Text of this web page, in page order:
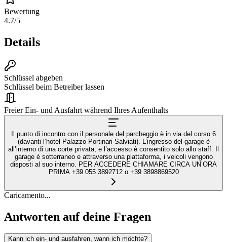
Bewertung
4.7/5
Details
Schlüssel abgeben
Schlüssel beim Betreiber lassen
Freier Ein- und Ausfahrt während Ihres Aufenthalts
Il punto di incontro con il personale del parcheggio è in via del corso 6
(davanti l’hotel Palazzo Portinari Salviati). L’ingresso del garage è
all’interno di una corte privata, e l’accesso è consentito solo allo staff. Il
garage è sotterraneo e attraverso una piattaforma, i veicoli vengono
disposti al suo interno. PER ACCEDERE CHIAMARE CIRCA UN’ORA
PRIMA +39 055 3892712 o +39 3898869520
Caricamento...
Antworten auf deine Fragen
Kann ich ein- und ausfahren, wann ich möchte?